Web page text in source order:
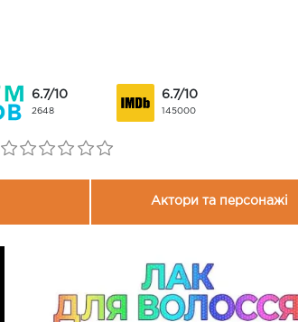
6.7/10
2648
6.7/10
145000
Актори та персонажі